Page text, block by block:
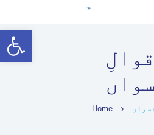
Open toolbar
Home
انتخابی حقوق
قانونی فریم ورک
معلوماتی مواد
کووڈ-19